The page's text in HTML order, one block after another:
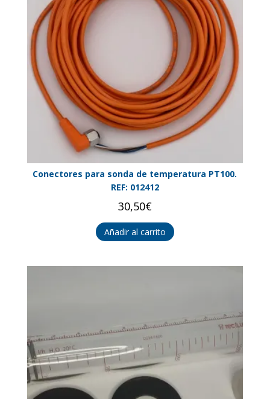
Conectores para sonda de temperatura PT100.
REF: 012412
30,50€
Añadir al carrito